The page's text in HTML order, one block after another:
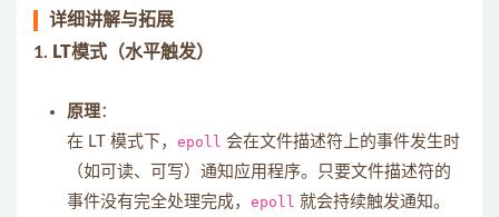
详细讲解与拓展
1. LT模式（水平触发）
原理：
在 LT 模式下， epoll 会在文件描述符上的事件发生时
（如可读、可写）通知应用程序。只要文件描述符的
事件没有完全处理完成， epoll 就会持续触发通知。